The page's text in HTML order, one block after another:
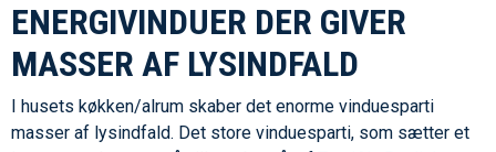
ENERGIVINDUER DER GIVER
MASSER AF LYSINDFALD
I husets køkken/alrum skaber det enorme vinduesparti
masser af lysindfald. Det store vinduesparti, som sætter et